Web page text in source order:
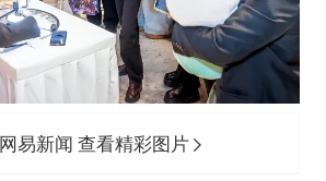
易新闻 查看精彩图片